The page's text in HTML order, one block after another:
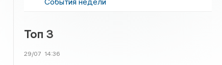
Топ 3
29/07 14:36